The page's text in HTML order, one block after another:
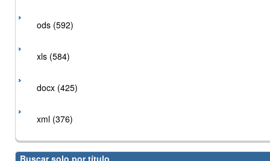
ods (592)
xls (584)
docx (425)
xml (376)
Buscar solo por título